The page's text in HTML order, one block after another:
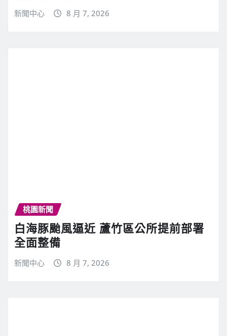
新聞中心 8 月 7, 2026
桃園新聞
白海豚颱風逼近 蘆竹區公所提前部署
全面整備
新聞中心 8 月 7, 2026